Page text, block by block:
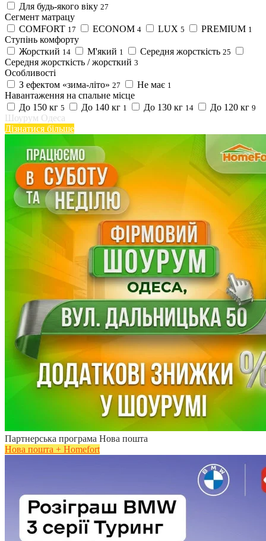
Для будь-якого віку 27
Сегмент матрацу
COMFORT 17 ECONOM 4 LUX 5 PREMIUM 1
Ступінь комфорту
Жорсткий 14 М'який 1 Середня жорсткість 25
Середня жорсткість / жорсткий 3
Особливості
З ефектом «зима-літо» 27 Не має 1
Навантаження на спальне місце
До 150 кг 5 До 140 кг 1 До 130 кг 14 До 120 кг 9
Шоурум Одеса
Дізнатися більше
Партнерська програма Нова пошта
Нова пошта + Homefort